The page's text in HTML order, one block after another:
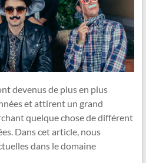
devenus de plus en plus
et attirent un grand
quelque chose de différent
Dans cet article, nous
dans le domaine